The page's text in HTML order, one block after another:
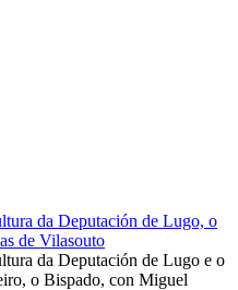
da Deputación de Lugo, o
de Vilasouto
da Deputación de Lugo e o
o Bispado, con Miguel